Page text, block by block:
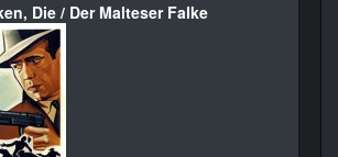
Die / Der Malteser Falke